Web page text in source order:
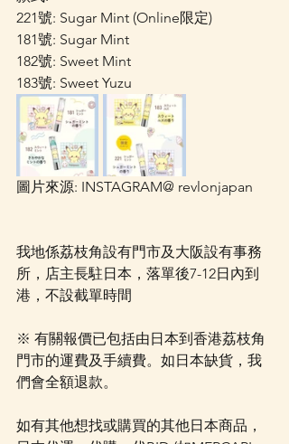
221號: Sugar Mint (Online限定)
181號: Sugar Mint
182號: Sweet Mint
183號: Sweet Yuzu
圖片來源: INSTAGRAM@ revlonjapan
我地係荔枝角設有門市及大阪設有事務
所，店主長駐日本，落單後7-12日內到
港，不設截單時間
※ 有關報價已包括由日本到香港荔枝角
門市的運費及手續費。如日本缺貨，我
們會全額退款。
如有其他想找或購買的其他日本商品，